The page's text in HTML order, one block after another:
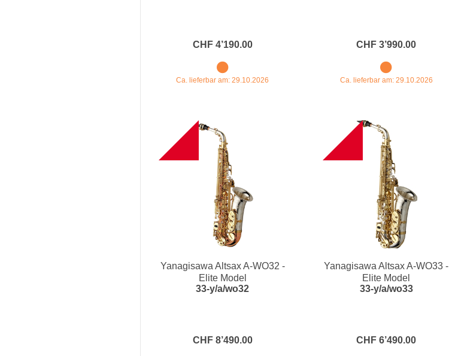
CHF 4’190.00
Ca. lieferbar am: 29.10.2026
CHF 3’990.00
Ca. lieferbar am: 29.10.2026
Yanagisawa Altsax A-WO32 -
Elite Model
33-y/a/wo32
CHF 8’490.00
Yanagisawa Altsax A-WO33 -
Elite Model
33-y/a/wo33
CHF 6’490.00